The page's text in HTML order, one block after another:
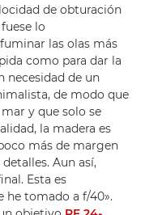
de obturación
lo
las olas más
como para dar la
necesidad de un
de modo que
y que solo se
la madera es
más de margen
Aun así,
Esta es
he tomado a f/40».